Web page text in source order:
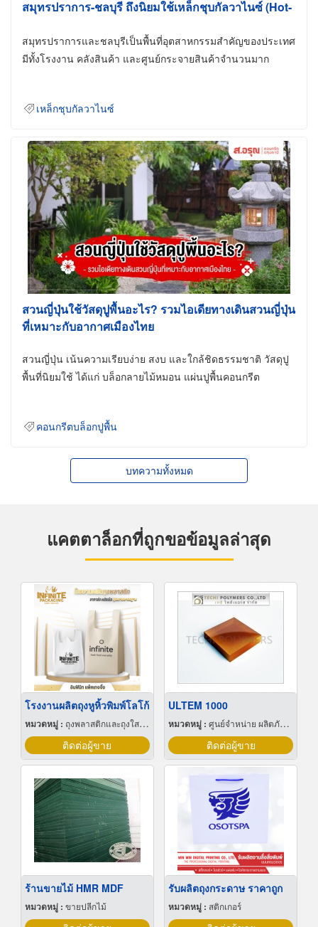
สมุทรปราการ-ชลบุรี ถึงนิยมใช้เหล็กชุบกัลวาไนซ์ (Hot-
สมุทรปราการและชลบุรีเป็นพื้นที่อุตสาหกรรมสำคัญของประเทศ
มีทั้งโรงงาน คลังสินค้า และศูนย์กระจายสินค้าจำนวนมาก
เหล็กชุบกัลวาไนซ์
สวนญี่ปุ่นใช้วัสดุปูพื้นอะไร? รวมไอเดียทางเดินสวนญี่ปุ่น
ที่เหมาะกับอากาศเมืองไทย
สวนญี่ปุ่น เน้นความเรียบง่าย สงบ และใกล้ชิดธรรมชาติ วัสดุปู
พื้นที่นิยมใช้ ได้แก่ บล็อกลายไม้หมอน แผ่นปูพื้นคอนกรีต
คอนกรีตบล็อกปูพื้น
บทความทั้งหมด
แคตตาล็อกที่ถูกขอข้อมูลล่าสุด
โรงงานผลิตถุงหูหิ้วพิมพ์โลโก้
หมวดหมู่ : ถุงพลาสติกและถุงใสโปร่ง
ติดต่อผู้ขาย
ULTEM 1000
หมวดหมู่ : ศูนย์จำหน่าย ผลิตภัณฑ์พลาสติกชนิดแท่ง ท่อ แผ่นและสาย
ติดต่อผู้ขาย
ร้านขายไม้ HMR MDF
หมวดหมู่ : ขายปลีกไม้
รับผลิตถุงกระดาษ ราคาถูก
หมวดหมู่ : สติกเกอร์